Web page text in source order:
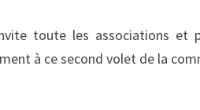
toute les associations et
à ce second volet de la